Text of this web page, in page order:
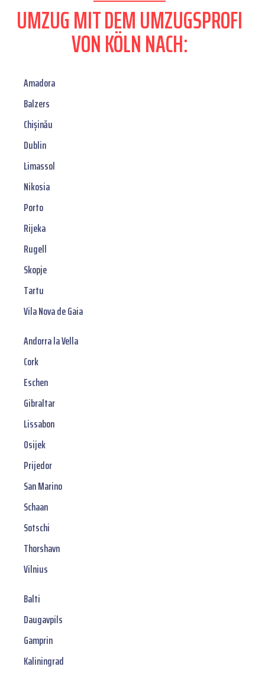
UMZUG MIT DEM UMZUGSPROFI
VON KÖLN NACH:
Amadora
Balzers
Chișinău
Dublin
Limassol
Nikosia
Porto
Rijeka
Rugell
Skopje
Tartu
Vila Nova de Gaia
Andorra la Vella
Cork
Eschen
Gibraltar
Lissabon
Osijek
Prijedor
San Marino
Schaan
Sotschi
Thorshavn
Vilnius
Balti
Daugavpils
Gamprin
Kaliningrad